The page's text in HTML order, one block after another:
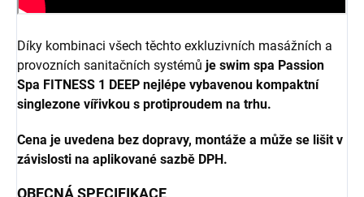
Díky kombinaci všech těchto exkluzivních masážních a
provozních sanitačních systémů je swim spa Passion
Spa FITNESS 1 DEEP nejlépe vybavenou kompaktní
singlezone vířivkou s protiproudem na trhu.
Cena je uvedena bez dopravy, montáže a může se lišit v
závislosti na aplikované sazbě DPH.
OBECNÁ SPECIFIKACE